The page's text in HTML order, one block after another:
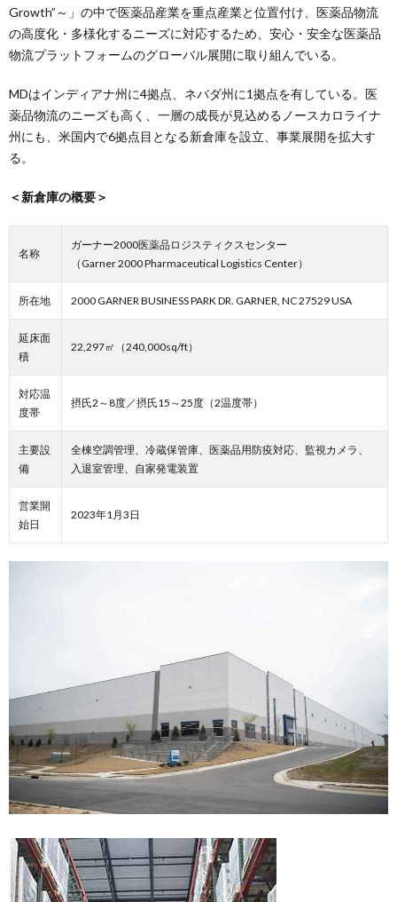
Growth”～」の中で医薬品産業を重点産業と位置付け、医薬品物流
の高度化・多様化するニーズに対応するため、安心・安全な医薬品
物流プラットフォームのグローバル展開に取り組んでいる。
MDはインディアナ州に4拠点、ネバダ州に1拠点を有している。医
薬品物流のニーズも高く、一層の成長が見込めるノースカロライナ
州にも、米国内で6拠点目となる新倉庫を設立、事業展開を拡大す
る。
＜新倉庫の概要＞
名称
ガーナー2000医薬品ロジスティクスセンター
（Garner 2000 Pharmaceutical Logistics Center）
所在地 2000 GARNER BUSINESS PARK DR. GARNER, NC 27529 USA
延床面
積
22,297㎡（240,000sq/ft）
対応温
度帯
摂氏2～8度／摂氏15～25度（2温度帯）
主要設
備
全棟空調管理、冷蔵保管庫、医薬品用防疫対応、監視カメラ、
入退室管理、自家発電装置
営業開
始日
2023年1月3日